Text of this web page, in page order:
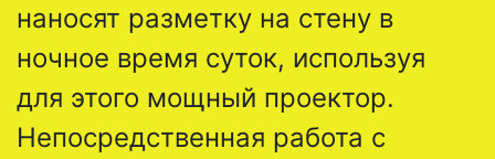
наносят разметку на стену в
ночное время суток, используя
для этого мощный проектор.
Непосредственная работа с